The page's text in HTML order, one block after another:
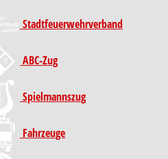
Stadt­feuer­wehr­verband
ABC-Zug
Spielmannszug
Fahrzeuge